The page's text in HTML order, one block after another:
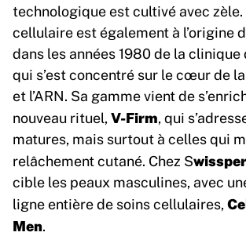
technologique est cultivé avec
cellulaire est également à l’origine
dans les années 1980 de la clinique
qui s’est concentré sur le cœur de la
et l’ARN. Sa gamme vient de
nouveau rituel,V-Firm, qui
matures, mais surtout à celles qui
relâchement cutané. Chez S
cible les peaux masculines, avec
ligne entière de soins cellulaires,
Men.